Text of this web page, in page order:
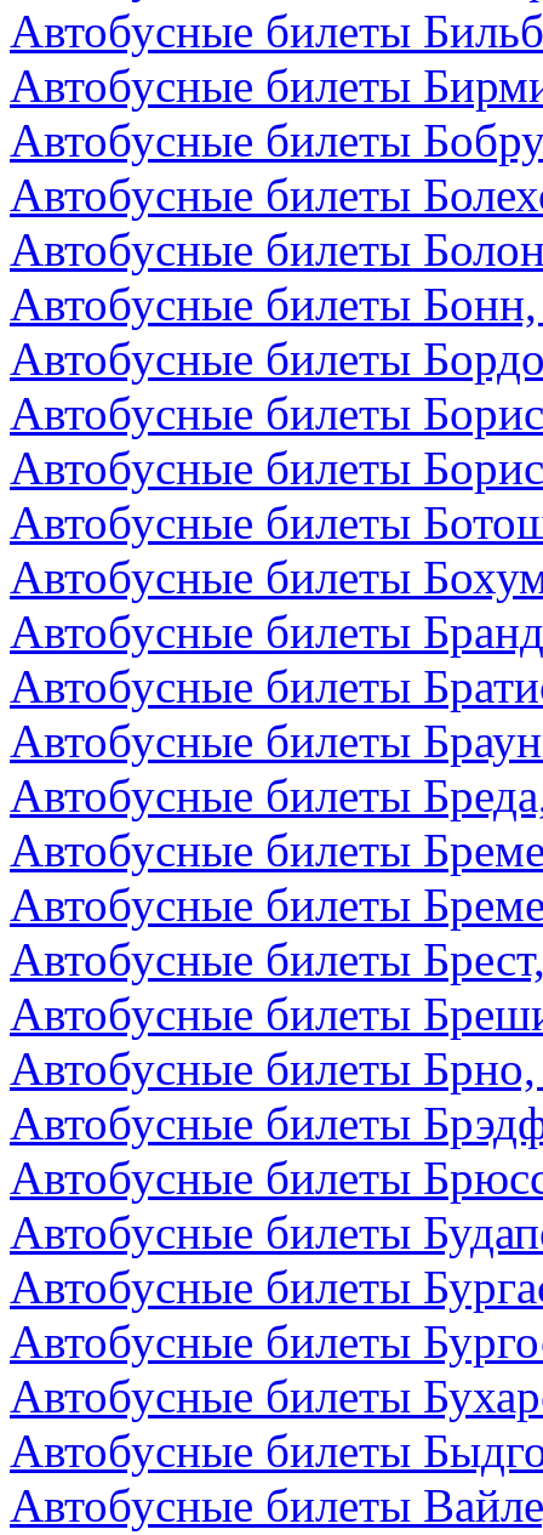
Автобусные билеты
Автобусные билеты
Автобусные билеты
Автобусные билеты
Автобусные билеты
Автобусные билеты
Автобусные билеты
Автобусные билеты
Автобусные билеты
Автобусные билеты
Автобусные билеты
Автобусные билеты
Автобусные билеты
Автобусные билеты
Автобусные билеты
Автобусные билеты
Автобусные билеты
Автобусные билеты
Автобусные билеты
Автобусные билеты
Автобусные билеты
Автобусные билеты
Автобусные билеты
Автобусные билеты
Автобусные билеты
Автобусные билеты
Автобусные билеты
Автобусные билеты